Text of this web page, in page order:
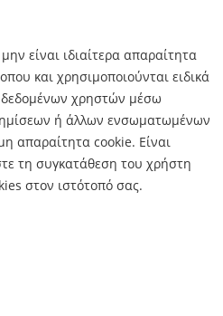
είναι ιδιαίτερα απαραίτητα
και χρησιμοποιούνται ειδικά
χρηστών μέσω
ή άλλων ενσωματωμένων
απαραίτητα cookie. Είναι
τη συγκατάθεση του χρήστη
στον ιστότοπό σας.